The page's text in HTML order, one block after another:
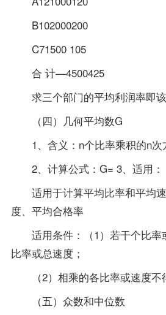
B102000200
C71500 105
合 计—4500425
求三个部门的平均利润率即该
（四）几何平均数G
1、含义：n个比率乘积的n次
2、计算公式：G= 3、适用：
适用于计算平均比率和平均速
度、平均合格率
适用条件：（1）若干个比率
比率或总速度；
（2）相乘的各比率或速度不
（五）众数和中位数